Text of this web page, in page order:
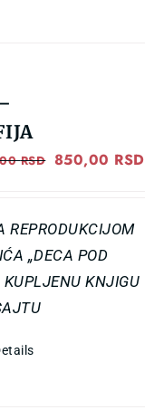
RSD Original
1.210,00 RSD.
850,00 RSD
REPRODUKCIJOM
„DECA POD
KUPLJENU KNJIGU